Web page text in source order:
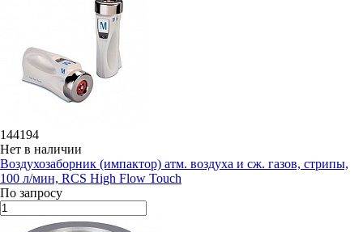
144194
Нет в наличии
Воздухозаборник (импактор) атм. воздуха и сж. газов, стрипы,
100 л/мин, RCS High Flow Touch
По запросу